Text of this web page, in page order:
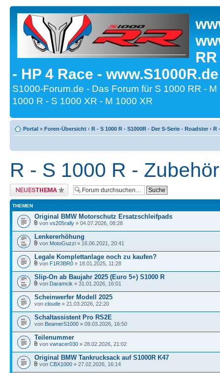
- HP 4 Race -
S1000-Forum.de - Das Forum für S 1000 RR -
1000 R - S 1000 XR - M 1000 XR
Portal » Foren-Übersicht ‹ R - S 1000 R - S1000R - Der S-Serie - Roadster ‹ R
R - S 1000 R -
Neues Thema erstellen
THEMEN
Original BMW Motorschutz Ersatzschleifpads
von vs205rally » 04.07.2026, 08:28
Lenkererhöhung
von MotoGuzzi » 16.06.2021, 20:41
Legale Komplettanlage noch zu kaufen?
von F1R3BR0 » 18.01.2025, 11:28
Slip-On ab Baujahr 2025 (Euro 5+) S1000 R
von Daramcik » 31.01.2026, 16:01
Scheinwerfer Modell 2025
von cloude » 21.03.2026, 22:20
Schaltassistent Pro RS2E
von BeamerS1000 » 09.03.2026, 16:50
Teilenummer
von vwracer030 » 28.02.2026, 21:02
Original BMW Tankrucksack auf S1000R K47
von CBX1000 » 27.02.2026, 16:14